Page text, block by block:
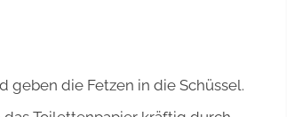
die Fetzen in die Schüssel.